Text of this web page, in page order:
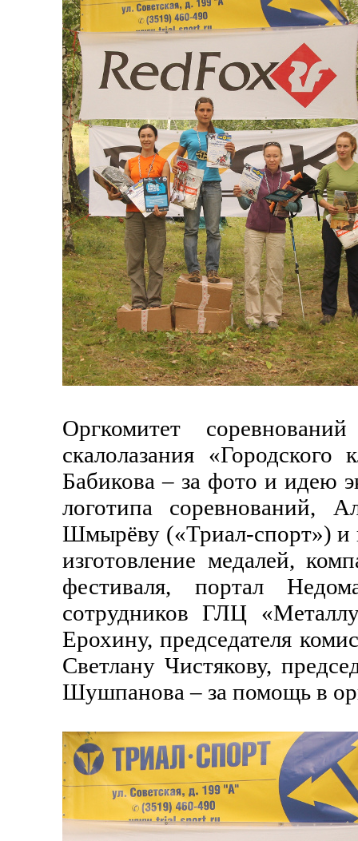
Оргкомитет
скалолазания
Бабикова – за фото и идею
логотипа соревнований,
Шмырёву («Триал-спорт»)
изготовление медалей,
фестиваля, портал
сотрудников ГЛЦ
Ерохину, председателя
Светлану Чистякову,
Шушпанова – за помощь в